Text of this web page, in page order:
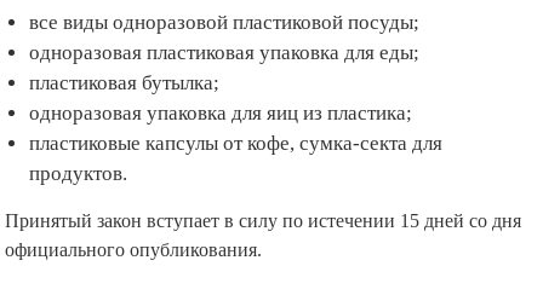
все виды одноразовой пластиковой посуды;
одноразовая пластиковая упаковка для еды;
пластиковая бутылка;
одноразовая упаковка для яиц из пластика;
пластиковые капсулы от кофе, сумка-секта для
продуктов.
Принятый закон вступает в силу по истечении 15 дней со дня
официального опубликования.